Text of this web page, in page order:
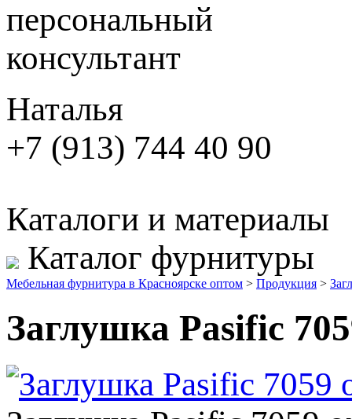
персональный
консультант
Наталья
+7 (913) 744 40 90
Каталоги и материалы
Каталог фурнитуры
Мебельная фурнитура в Красноярске оптом > Продукция >
Заглушка Pasific